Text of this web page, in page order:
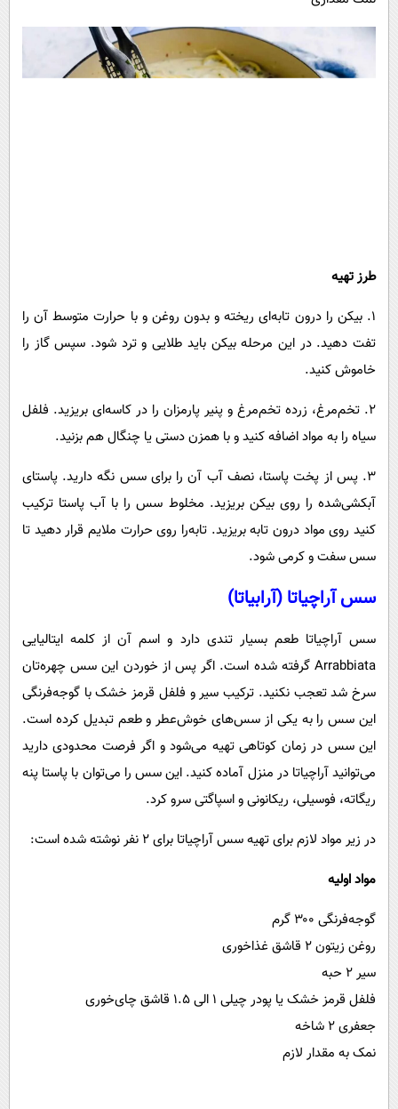
طرز تهیه
۱. بیکن را درون تابه‌ای ریخته و بدون روغن و با حرارت متوسط آن را
تفت دهید. در این مرحله بیکن باید طلایی و ترد شود. سپس گاز را
خاموش کنید.
۲. تخم‌مرغ، زرده تخم‌مرغ و پنیر پارمزان را در کاسه‌ای بریزید. فلفل
سیاه را به مواد اضافه کنید و با همزن دستی یا چنگال هم بزنید.
۳. پس از پخت پاستا، نصف آب آن را برای سس نگه دارید. پاستای
آبکشی‌شده را روی بیکن بریزید. مخلوط سس را با آب پاستا ترکیب
کنید روی مواد درون تابه بریزید. تابه‌را روی حرارت ملایم قرار دهید تا
سس سفت و کرمی شود.
سس آراچیاتا (آرابیاتا)
سس آراچیاتا طعم بسیار تندی دارد و اسم آن از کلمه ایتالیایی
Arrabbiata گرفته شده است. اگر پس از خوردن این سس چهره‌تان
سرخ شد تعجب نکنید. ترکیب سیر و فلفل قرمز خشک با گوجه‌فرنگی
این سس را به یکی از سس‌های خوش‌عطر و طعم تبدیل کرده است.
این سس در زمان کوتاهی تهیه می‌شود و اگر فرصت محدودی دارید
می‌توانید آراچیاتا در منزل آماده کنید. این سس را می‌توان با پاستا پنه
ریگاته، فوسیلی، ریکانونی و اسپاگتی سرو کرد.
در زیر مواد لازم برای تهیه سس آراچیاتا برای ۲ نفر نوشته شده است:
مواد اولیه
گوجه‌فرنگی ۳۰۰ گرم
روغن زیتون ۲ قاشق غذاخوری
سیر ۲ حبه
فلفل قرمز خشک یا پودر چیلی ۱ الی ۱.۵ قاشق چای‌خوری
جعفری ۲ شاخه
نمک به مقدار لازم